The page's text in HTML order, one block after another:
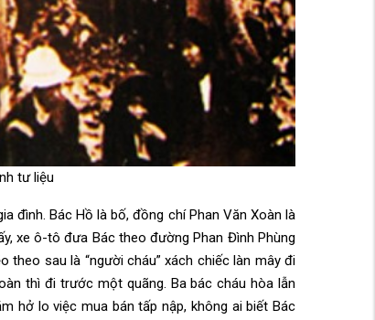
tư liệu
đình. Bác Hồ là bố, đồng chí Phan Văn Xoàn là
xe ô-tô đưa Bác theo đường Phan Đình Phùng
theo sau là “người cháu” xách chiếc làn mây đi
thì đi trước một quãng. Ba bác cháu hòa lẫn
hở lo việc mua bán tấp nập, không ai biết Bác